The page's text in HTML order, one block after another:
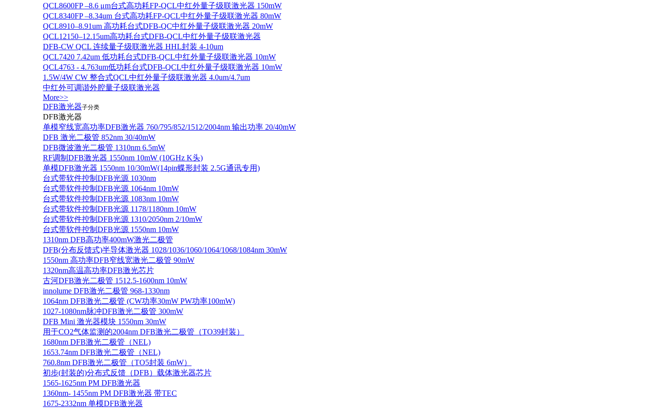
QCL8600FP –8.6 μm台式高功耗FP-QCL中红外量子级联激光器 150mW
QCL8340FP –8.34um 台式高功耗FP-QCL中红外量子级联激光器 80mW
QCL8910–8.91um 高功耗台式DFB-QC中红外量子级联激光器 20mW
QCL12150–12.15um高功耗台式DFB-QCL中红外量子级联激光器
DFB-CW QCL 连续量子级联激光器 HHL封装 4-10um
QCL7420 7.42um 低功耗台式DFB-QCL中红外量子级联激光器 10mW
QCL4763 - 4.763um低功耗台式DFB-QCL中红外量子级联激光器 10mW
1.5W/4W CW 整合式QCL中红外量子级联激光器 4.0um/4.7um
中红外可调谐外腔量子级联激光器
More>>
DFB激光器子分类
DFB激光器
单模窄线宽高功率DFB激光器 760/795/852/1512/2004nm 输出功率 20/40mW
DFB 激光二极管 852nm 30/40mW
DFB微波激光二极管 1310nm 6.5mW
RF调制DFB激光器 1550nm 10mW (10GHz K头)
单模DFB激光器 1550nm 10/30mW(14pin蝶形封装 2.5G通讯专用)
台式带软件控制DFB光源 1030nm
台式带软件控制DFB光源 1064nm 10mW
台式带软件控制DFB光源 1083nm 10mW
台式带软件控制DFB光源 1178/1180nm 10mW
台式带软件控制DFB光源 1310/2050nm 2/10mW
台式带软件控制DFB光源 1550nm 10mW
1310nm DFB高功率400mW激光二极管
DFB(分布反馈式)半导体激光器 1028/1036/1060/1064/1068/1084nm 30mW
1550nm 高功率DFB窄线宽激光二极管 90mW
1320nm高温高功率DFB激光芯片
古河DFB激光二极管 1512.5-1600nm 10mW
innolume DFB激光二极管 968-1330nm
1064nm DFB激光二极管 (CW功率30mW PW功率100mW)
1027-1080nm脉冲DFB激光二极管 300mW
DFB Mini 激光器模块 1550nm 30mW
用于CO2气体监测的2004nm DFB激光二极管（TO39封装）
1680nm DFB激光二极管（NEL)
1653.74nm DFB激光二极管（NEL)
760.8nm DFB激光二极管（TO5封装 6mW）
初步(封装的)分布式反馈（DFB）载体激光器芯片
1565-1625nm PM DFB激光器
1360nm- 1455nm PM DFB激光器 带TEC
1675-2332nm 单模DFB激光器